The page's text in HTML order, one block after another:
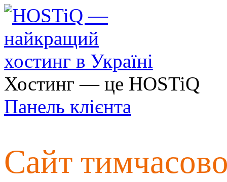
Хостинг — це HOSTiQ
Панель клієнта
Сайт